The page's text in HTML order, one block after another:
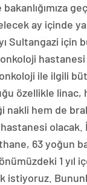
ay içinde
Sultangazi için
ile ilgili
özellikle linac,
nakli hem de
hastanesi olacak.
63 yoğun
1 yıl
istiyoruz.